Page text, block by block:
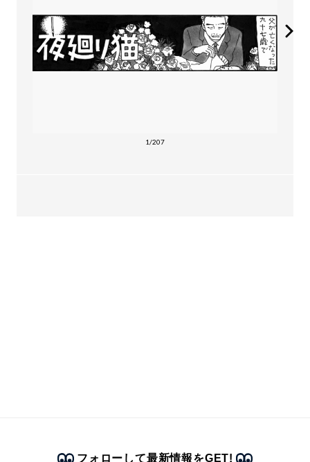
1/207
フォローして最新情報をGET!